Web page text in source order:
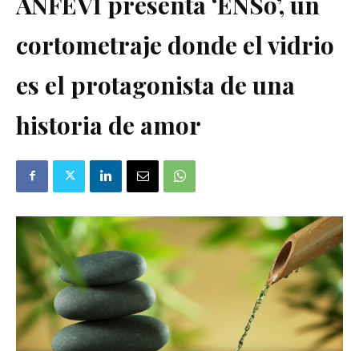
cortometraje donde el vidrio
es el protagonista de una
historia de amor